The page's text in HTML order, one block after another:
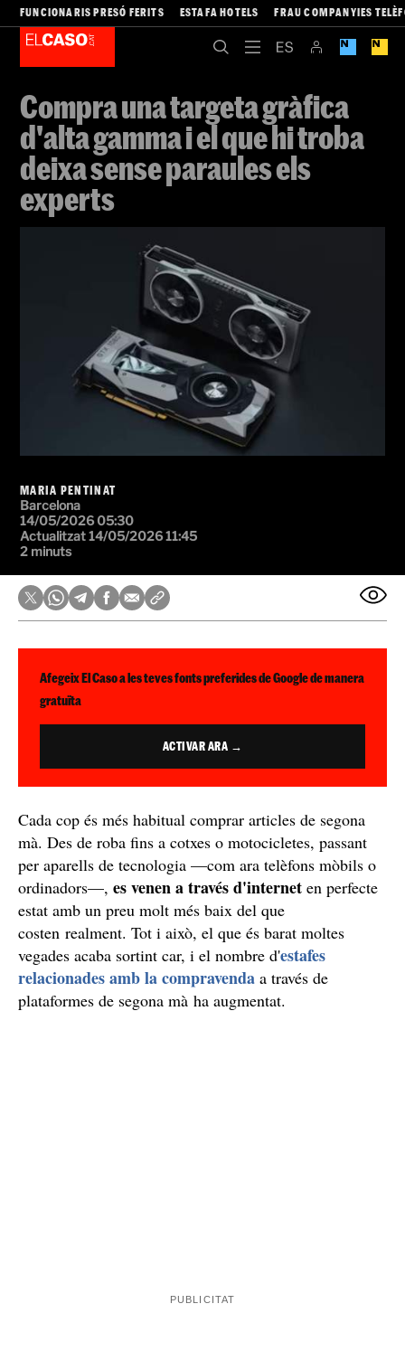
FUNCIONARIS PRESÓ FERITS ESTAFA HOTELS FRAU COMPANYIES
Compra una targeta gràfica
d'alta gamma i el que hi troba
deixa sense paraules els
experts
MARIA PENTINAT
Barcelona
14/05/2026 05:30
Actualitzat 14/05/2026 11:45
2 minuts
Afegeix El Caso a les teves fonts preferides de Google de manera
gratuïta
ACTIVAR ARA →
Cada cop és més habitual comprar articles de segona
mà. Des de roba fins a cotxes o motocicletes, passant
per aparells de tecnologia —com ara telèfons mòbils o
ordinadors—, es venen a través d'internet en perfecte
estat amb un preu molt més baix del que
costen realment. Tot i això, el que és barat moltes
vegades acaba sortint car, i el nombre d'estafes
relacionades amb la compravenda a través de
plataformes de segona mà ha augmentat.